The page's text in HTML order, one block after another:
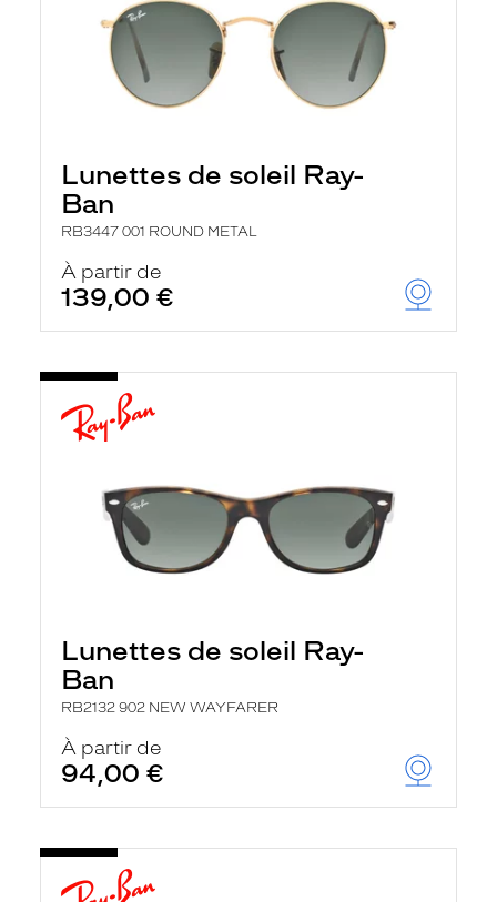
Lunettes de soleil Ray-
Ban
RB3447 001 ROUND METAL
À partir de
139,00 €
Lunettes de soleil Ray-
Ban
RB2132 902 NEW WAYFARER
À partir de
94,00 €